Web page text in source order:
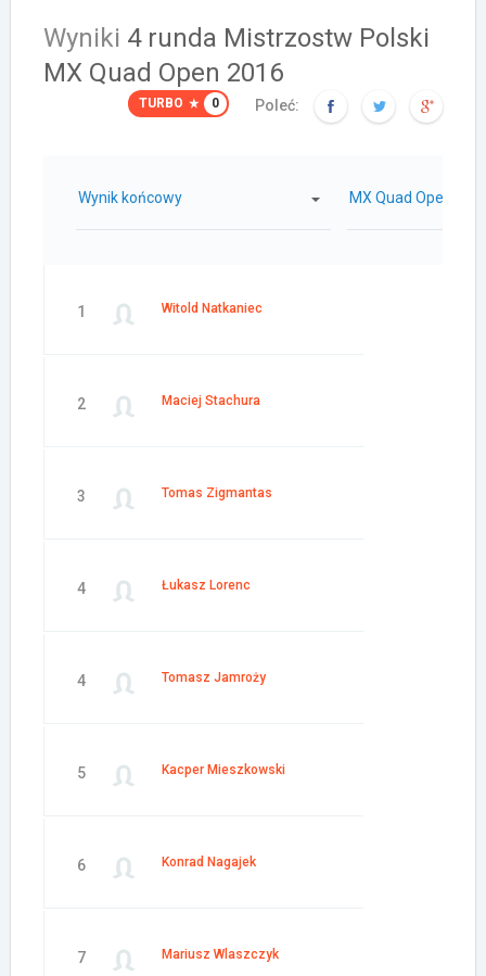
Wyniki 4 runda Mistrzostw Polski
MX Quad Open 2016
TURBO 0 Poleć:
Wynik końcowy MX Quad Open
1 Witold Natkaniec
2 Maciej Stachura
3 Tomas Zigmantas
4 Łukasz Lorenc
4 Tomasz Jamroży
5 Kacper Mieszkowski
6 Konrad Nagajek
7 Mariusz Wlaszczyk